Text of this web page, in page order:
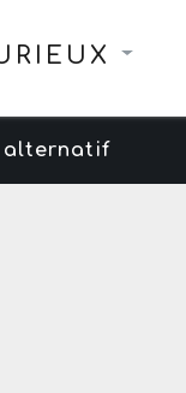
alternatif